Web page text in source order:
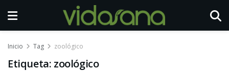
Inicio Tag zoológico
Etiqueta: zoológico